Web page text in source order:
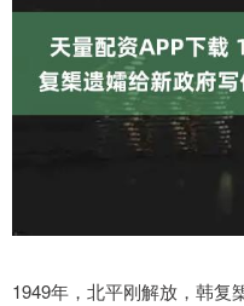
1949年，北平刚解放，韩复